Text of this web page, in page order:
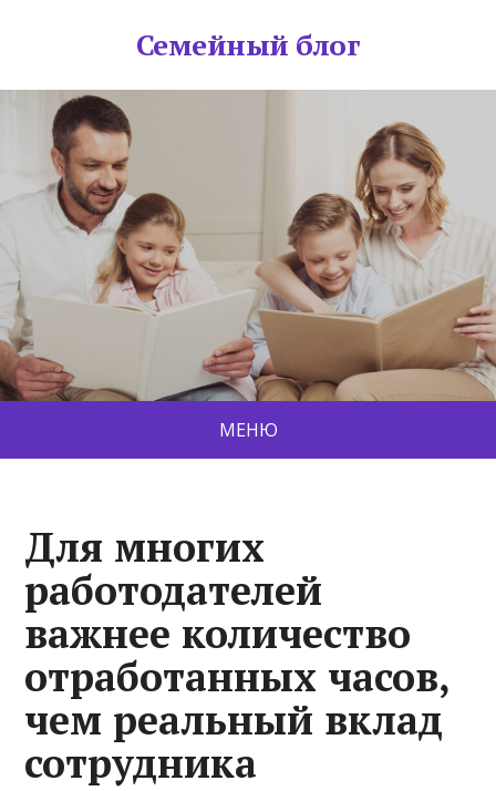
Семейный блог
МЕНЮ
Для многих
работодателей
важнее количество
отработанных часов,
чем реальный вклад
сотрудника